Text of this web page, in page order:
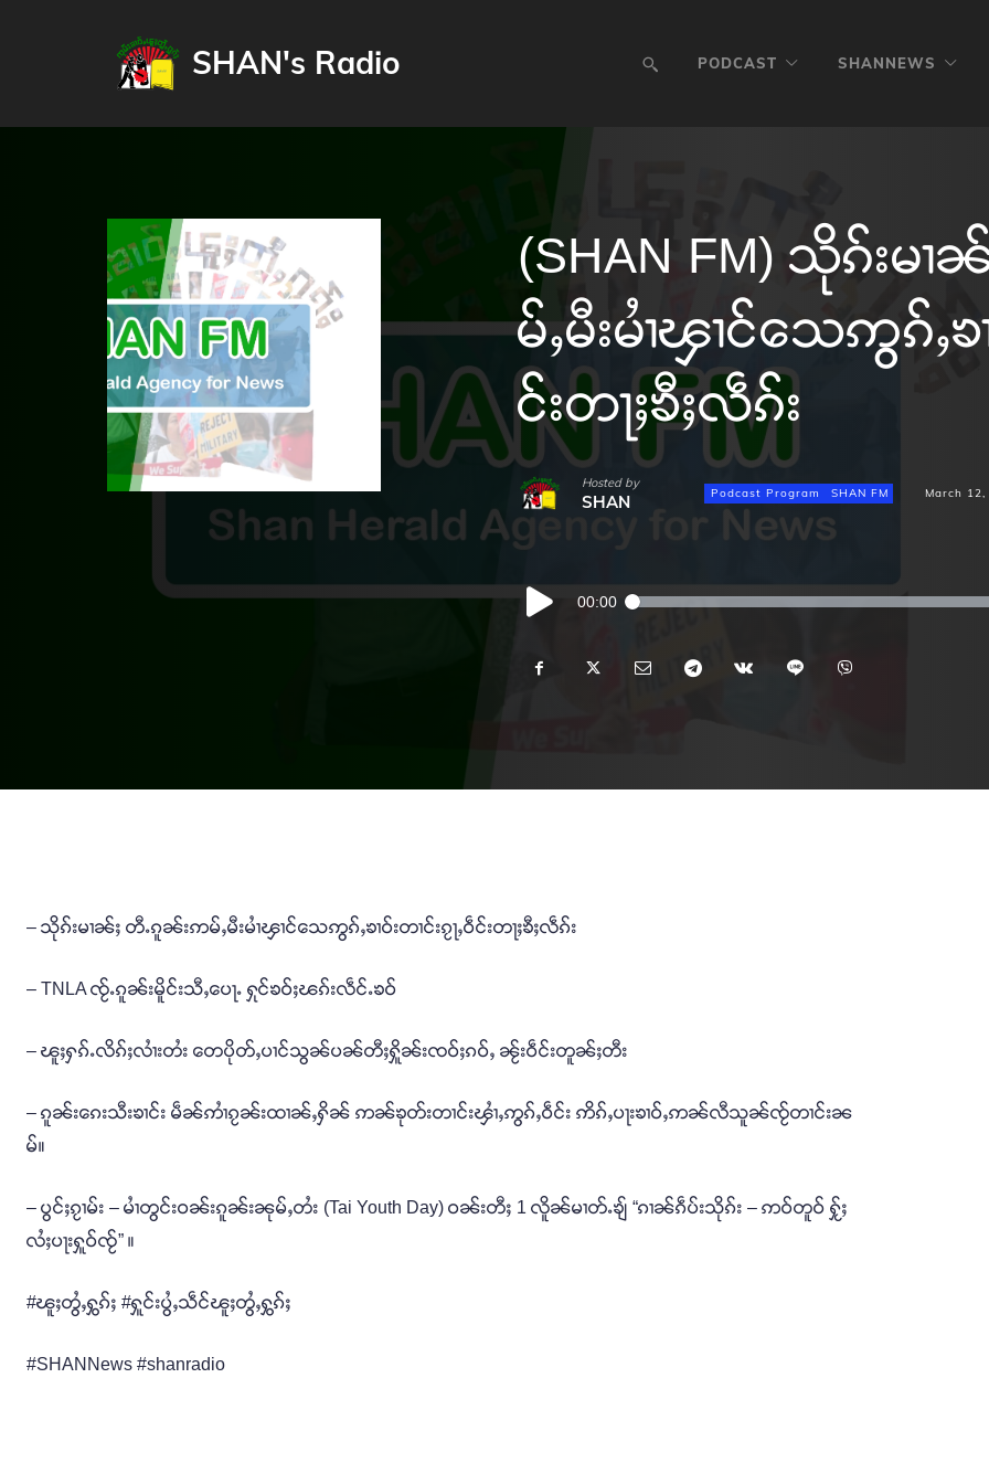
SHAN's Radio PODCAST SHANNEWS
(SHAN FM) သိုၵ်းမ
မ်ႇမီးမၢႆၾၢင်သေဢွၵ်ႇၶ
င်းတႃႈၶီႈလဵၵ်း
Hosted by
SHAN Podcast Program SHAN FM March 12,
Audio
Player
00:00
– သိုၵ်းမၢၼ်ႈ တီႉၵူၼ်းဢမ်ႇမီးမၢႆၾၢင်သေဢွၵ်ႇၶၢဝ်းတၢင်းၵႂႃႇဝဵင်းတႃႈၶီႈလဵၵ်း
– TNLA ၸႂ်ႉၵူၼ်းမိူင်းသီႇပေႃႉ ႁုင်ၶဝ်ႈၽၵ်းလဵင်ႉၶဝ်
– ၽူႈႁၵ်ႉလိၵ်ႈလၢႆးတႆး တေပိုတ်ႇပၢင်သွၼ်ပၼ်တီႈႁိူၼ်းၸဝ်ႈၵဝ်ႇ ၼႂ်းဝဵင်းတူၼ်ႈတီး
– ၵူၼ်းၵေးသီးၶၢင်း မဵၼ်ဢၢႆၵႂၼ်းထၢၼ်ႇႁိၼ် ဢၼ်ၶုတ်းတၢင်းၾၢႆႇဢွၵ်ႇဝဵင်း ဢိၵ်ႇပႃးၶၢဝ်ႇဢၼ်လီသူၼ်ၸႂ်တၢင်းၼ
မ်။
– ပွင်ႈၵႂၢမ်း – မၢႆတွင်းဝၼ်းၵူၼ်းၼုမ်ႇတႆး (Tai Youth Day) ဝၼ်းတီႈ 1 လိူၼ်မၢတ်ႉၶျ် “ၵၢၼ်ၵဵပ်းသိုၵ်း – ဢဝ်တူဝ် ႁႂ်ႈ
လႆႈပႃးႁူဝ်ၸႂ်” ။
#ၽူႈတွႆႇႁွၵ်ႈ #ႁူင်းပွႆႇသဵင်ၽူႈတွႆႇႁွၵ်ႈ
#SHANNews #shanradio